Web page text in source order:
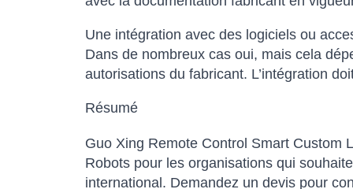
Une intégration avec des logiciels ou
Dans de nombreux cas oui, mais cela
autorisations du fabricant. L’intégration
Résumé
Guo Xing Remote Control Smart Custom
Robots pour les organisations qui
international. Demandez un devis pour